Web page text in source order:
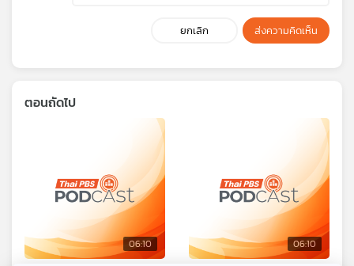
ยกเลิก ส่งความคิดเห็น
ตอนถัดไป
06:10 06:10